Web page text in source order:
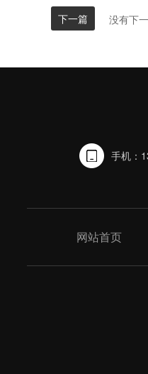
下一篇 没有下
手机：
网站首页